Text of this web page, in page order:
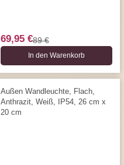
69,95 €89 €
In den Warenkorb
Außen Wandleuchte, Flach,
Anthrazit, Weiß, IP54, 26 cm x
20 cm